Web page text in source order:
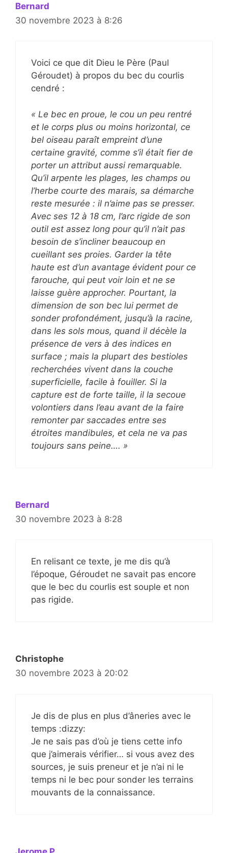
Bernard
30 novembre 2023 à 8:26
Voici ce que dit Dieu le Père (Paul
Géroudet) à propos du bec du courlis
cendré :
« Le bec en proue, le cou un peu rentré
et le corps plus ou moins horizontal, ce
bel oiseau paraît empreint d’une
certaine gravité, comme s’il était fier de
porter un attribut aussi remarquable.
Qu’il arpente les plages, les champs ou
l’herbe courte des marais, sa démarche
reste mesurée : il n’aime pas se presser.
Avec ses 12 à 18 cm, l’arc rigide de son
outil est assez long pour qu’il n’ait pas
besoin de s’incliner beaucoup en
cueillant ses proies. Garder la tête
haute est d’un avantage évident pour ce
farouche, qui peut voir loin et ne se
laisse guère approcher. Pourtant, la
dimension de son bec lui permet de
sonder profondément, jusqu’à la racine,
dans les sols mous, quand il décèle la
présence de vers à des indices en
surface ; mais la plupart des bestioles
recherchées vivent dans la couche
superficielle, facile à fouiller. Si la
capture est de forte taille, il la secoue
volontiers dans l’eau avant de la faire
remonter par saccades entre ses
étroites mandibules, et cela ne va pas
toujours sans peine…. »
Bernard
30 novembre 2023 à 8:28
En relisant ce texte, je me dis qu’à
l’époque, Géroudet ne savait pas encore
que le bec du courlis est souple et non
pas rigide.
Christophe
30 novembre 2023 à 20:02
Je dis de plus en plus d’âneries avec le
temps :dizzy:
Je ne sais pas d’où je tiens cette info
que j’aimerais vérifier… si vous avez des
sources, je suis preneur et je n’ai ni le
temps ni le bec pour sonder les terrains
mouvants de la connaissance.